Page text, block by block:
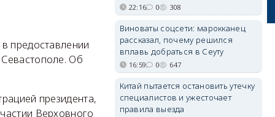
предоставлении
Об
президента,
Верховного
22:16 0 308
Виноваты соцсети: марокканец
рассказал, почему решился
вплавь добраться в Сеуту
16:59 0 647
Китай пытается остановить утечку
специалистов и ужесточает
правила выезда